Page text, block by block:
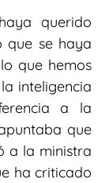
querido
que se haya
que hemos
inteligencia
a la
que
a la ministra
ha criticado